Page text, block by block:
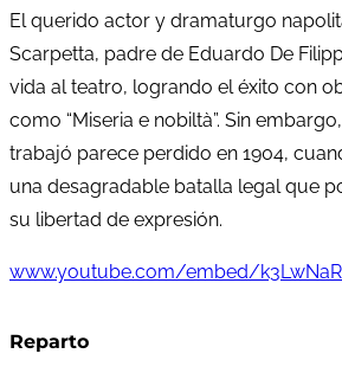
El querido actor y dramaturgo
Scarpetta, padre de Eduardo De
vida al teatro, logrando el éxito con
como “Miseria e nobiltà”. Sin
trabajó parece perdido en 1904,
una desagradable batalla legal que
su libertad de expresión.
www.youtube.com/embed/
Reparto